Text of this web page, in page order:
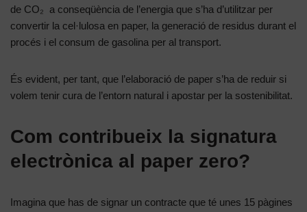
de CO₂ a conseqüència de l’energia que s’ha d’utilitzar per
convertir la cel·lulosa en paper, la generació de residus durant el
procés i el consum de gasolina per al transport.
És evident, per tant, que l’elaboració de paper s’ha de reduir si
volem tenir cura de l’entorn natural i apostar per la sostenibilitat.
Com contribueix la signatura
electrònica al paper zero?
Imagina que has de signar un contracte que té unes 15 pàgines